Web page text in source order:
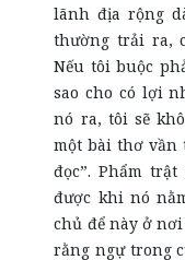
lãnh địa rộng
thường trải ra,
Nếu tôi buộc
sao cho có lợi
nó ra, tôi sẽ
một bài thơ vần
đọc”. Phẩm
được khi nó
chủ để này ở
rằng ngự trong